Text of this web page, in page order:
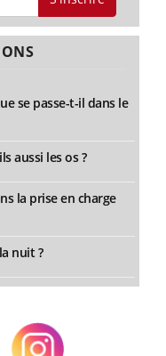
se passe-t-il dans le
aussi les os ?
la prise en charge
nuit ?